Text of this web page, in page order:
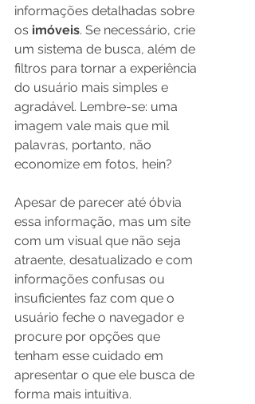
informações detalhadas sobre
os imóveis. Se necessário, crie
um sistema de busca, além de
filtros para tornar a experiência
do usuário mais simples e
agradável. Lembre-se: uma
imagem vale mais que mil
palavras, portanto, não
economize em fotos, hein?
Apesar de parecer até óbvia
essa informação, mas um site
com um visual que não seja
atraente, desatualizado e com
informações confusas ou
insuficientes faz com que o
usuário feche o navegador e
procure por opções que
tenham esse cuidado em
apresentar o que ele busca de
forma mais intuitiva.